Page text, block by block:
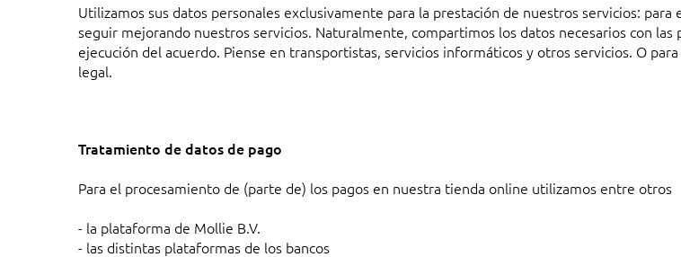
Utilizamos sus datos personales exclusivamente para la prestación de nuestros servicios:
seguir mejorando nuestros servicios. Naturalmente, compartimos los datos necesarios con las
ejecución del acuerdo. Piense en transportistas, servicios informáticos y otros servicios. O
legal.
Tratamiento de datos de pago
Para el procesamiento de (parte de) los pagos en nuestra tienda online utilizamos entre otros
- la plataforma de Mollie B.V.
- las distintas plataformas de los bancos